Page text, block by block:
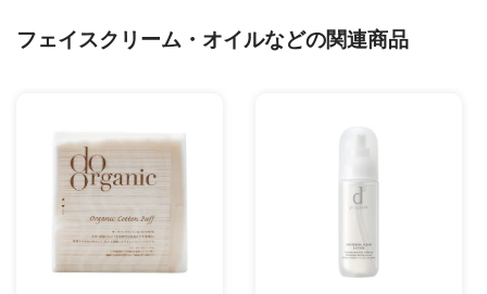
フェイスクリーム・オイルなどの関連商品